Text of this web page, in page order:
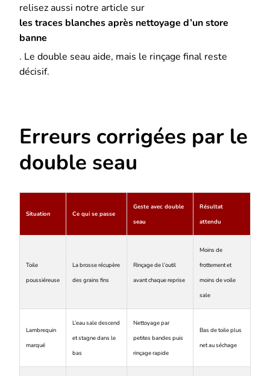
relisez aussi notre article sur
les traces blanches après nettoyage d’un store
banne
. Le double seau aide, mais le rinçage final reste
décisif.
Erreurs corrigées par le
double seau
Situation Ce qui se passe
Geste avec double
seau
Résultat
attendu
Toile
poussiéreuse
La brosse récupère
des grains fins
Rinçage de l’outil
avant chaque reprise
Moins de
frottement et
moins de voile
sale
Lambrequin
marqué
L’eau sale descend
et stagne dans le
bas
Nettoyage par
petites bandes puis
rinçage rapide
Bas de toile plus
net au séchage